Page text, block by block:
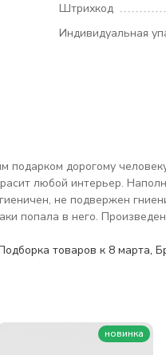
Штрихкод
Индивидуальная
дорогому
любой интерьер.
не подвержен
попала в него.
товаров к 8 марта,
новинка